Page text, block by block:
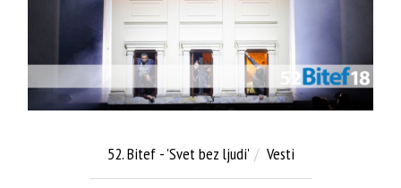
52. Bitef - 'Svet bez ljudi' Vesti